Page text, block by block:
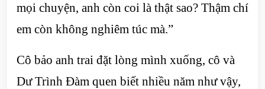
mọi chuyện, anh còn coi là thật sao? Thậm chí
em còn không nghiêm túc mà.”
Cô bảo anh trai đặt lòng mình xuống, cô và
Dư Trình Đàm quen biết nhiều năm như vậy,